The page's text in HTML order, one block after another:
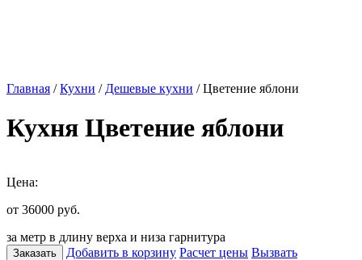
Главная /Кухни / Дешевые кухни / Цветение яблони
Кухня Цветение яблони
Цена:
от 36000 руб.
за метр в длину верха и низа гарнитура
Заказать Добавить в корзину Расчет цены Вызвать